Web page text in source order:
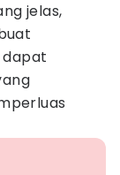
jelas,
dapat